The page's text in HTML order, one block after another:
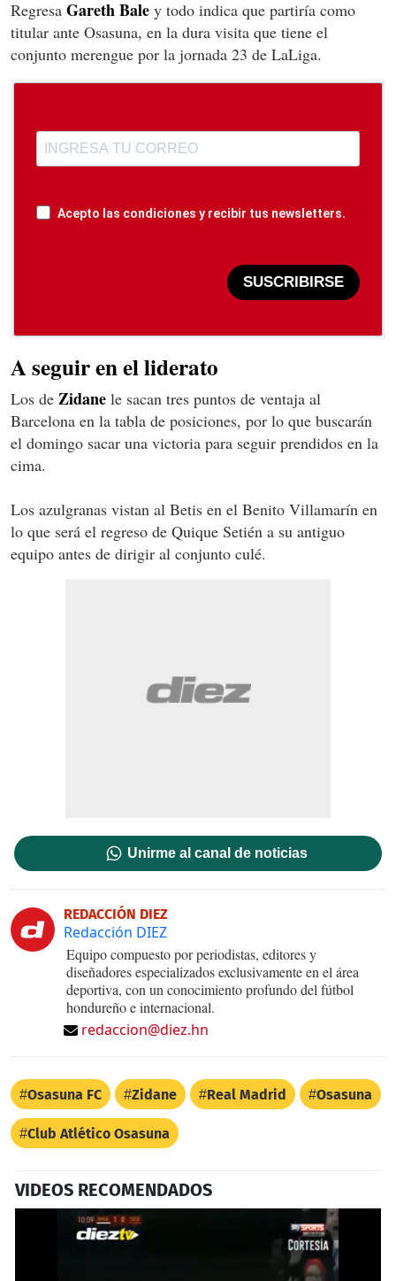
Regresa Gareth Bale y todo indica que partiría como
titular ante Osasuna, en la dura visita que tiene el
conjunto merengue por la jornada 23 de LaLiga.
Acepto las condiciones y recibir tus newsletters.
SUSCRIBIRSE
A seguir en el liderato
Los de Zidane le sacan tres puntos de ventaja al
Barcelona en la tabla de posiciones, por lo que buscarán
el domingo sacar una victoria para seguir prendidos en la
cima.
Los azulgranas vistan al Betis en el Benito Villamarín en
lo que será el regreso de Quique Setién a su antiguo
equipo antes de dirigir al conjunto culé.
Unirme al canal de noticias
REDACCIÓN DIEZ
Redacción DIEZ
Equipo compuesto por periodistas, editores y
diseñadores especializados exclusivamente en el área
deportiva, con un conocimiento profundo del fútbol
hondureño e internacional.
redaccion@diez.hn
Osasuna FC Zidane Real Madrid Osasuna
Club Atlético Osasuna
VIDEOS RECOMENDADOS